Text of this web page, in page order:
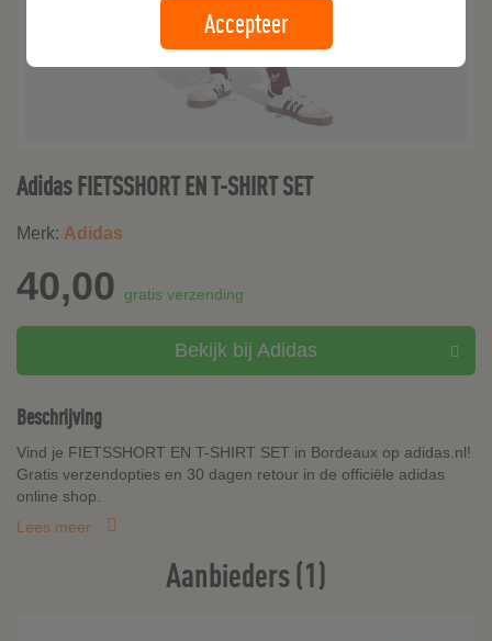
Adidas FIETSSHORT EN T-SHIRT SET
Merk: Adidas
40,00 gratis verzending
Bekijk bij Adidas
Beschrijving
Vind je FIETSSHORT EN T-SHIRT SET in Bordeaux op adidas.nl!
Gratis verzendopties en 30 dagen retour in de officiële adidas
online shop.
Lees meer
Aanbieders (1)
Accepteer